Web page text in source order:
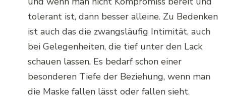
tolerant ist, dann besser alleine. Zu Bedenken
ist auch das die zwangsläufig Intimität, auch
bei Gelegenheiten, die tief unter den Lack
schauen lassen. Es bedarf schon einer
besonderen Tiefe der Beziehung, wenn man
die Maske fallen lässt oder fallen sieht.